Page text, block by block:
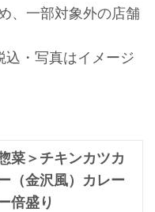
、一部対象外の店舗
・写真はイメージ
菜＞チキンカツカ
（金沢風）カレー
倍盛り